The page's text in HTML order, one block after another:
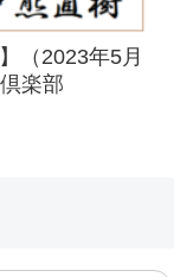
（2023年5月
楽部